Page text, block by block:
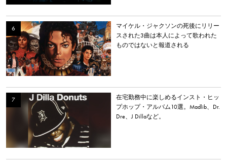
マイケル・ジャクソンの死後にリリー
スされた3曲は本人によって歌われた
ものではないと報道される
在宅勤務中に楽しめるインスト・ヒッ
プホップ・アルバム10選。Madlib、Dr.
Dre、J Dillaなど。